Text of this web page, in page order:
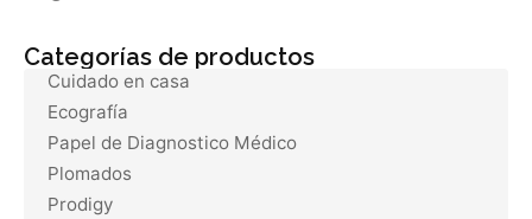
Categorías de productos
Cuidado en casa
Ecografía
Papel de Diagnostico Médico
Plomados
Prodigy